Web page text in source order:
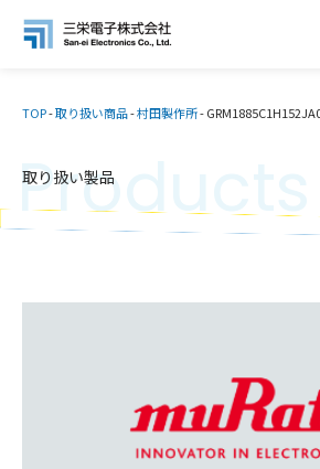
TOP-取り扱い商品-村田製作所-
取り扱い製品
Products